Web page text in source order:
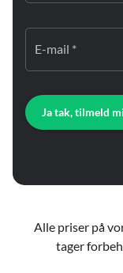
E-mail *
Ja tak, tilmeld
Alle priser på
tager